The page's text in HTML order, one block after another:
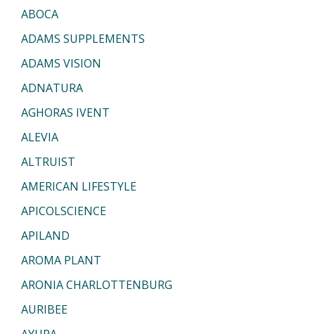
ABOCA
ADAMS SUPPLEMENTS
ADAMS VISION
ADNATURA
AGHORAS IVENT
ALEVIA
ALTRUIST
AMERICAN LIFESTYLE
APICOLSCIENCE
APILAND
AROMA PLANT
ARONIA CHARLOTTENBURG
AURIBEE